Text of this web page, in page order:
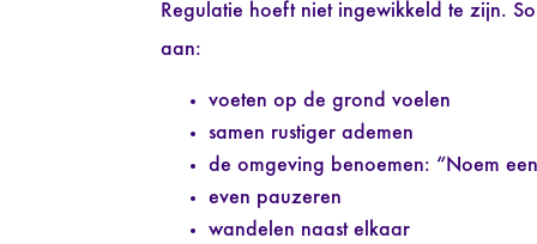
Regulatie hoeft niet ingewikkeld te zijn.
aan:
voeten op de grond voelen
samen rustiger ademen
de omgeving benoemen: “Noem
even pauzeren
wandelen naast elkaar